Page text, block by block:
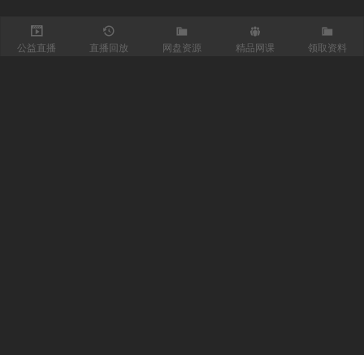
公益直播 直播回放 网盘资源 精品网课 领取资料